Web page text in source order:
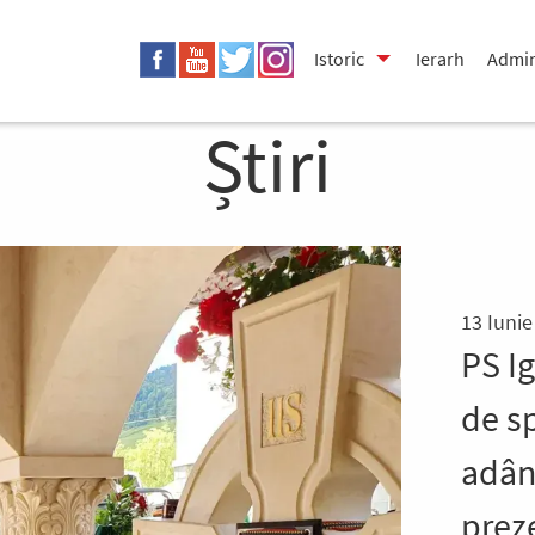
Istoric Ierarh
Știri
13
PS
de